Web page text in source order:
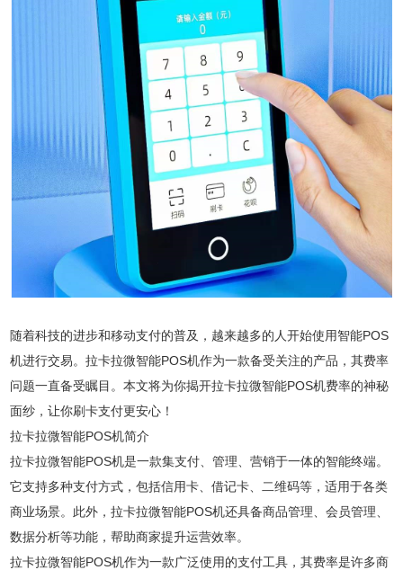
随着科技的进步和移动支付的普及，越来越多的人开始使用智能POS
机进行交易。拉卡拉微智能POS机作为一款备受关注的产品，其费率
问题一直备受瞩目。本文将为你揭开拉卡拉微智能POS机费率的神秘
面纱，让你刷卡支付更安心！
拉卡拉微智能POS机简介
拉卡拉微智能POS机是一款集支付、管理、营销于一体的智能终端。
它支持多种支付方式，包括信用卡、借记卡、二维码等，适用于各类
商业场景。此外，拉卡拉微智能POS机还具备商品管理、会员管理、
数据分析等功能，帮助商家提升运营效率。
拉卡拉微智能POS机作为一款广泛使用的支付工具，其费率是许多商